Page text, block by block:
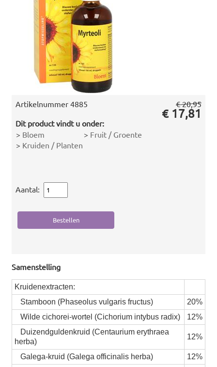
Artikelnummer 4885
Dit product vindt u onder:
> Bloem > Fruit / Groente
> Kruiden / Planten
€ 20,95
€ 17,81
Aantal:
Samenstelling
Kruidenextracten:
Stamboon (Phaseolus vulgaris fructus)
20%
Wilde cichorei-wortel (Cichorium intybus radix)
12%
Duizendguldenkruid (Centaurium erythraea
herba)
12%
Galega-kruid (Galega officinalis herba)
12%